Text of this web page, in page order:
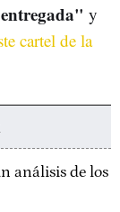
y
cartel de la
análisis de los